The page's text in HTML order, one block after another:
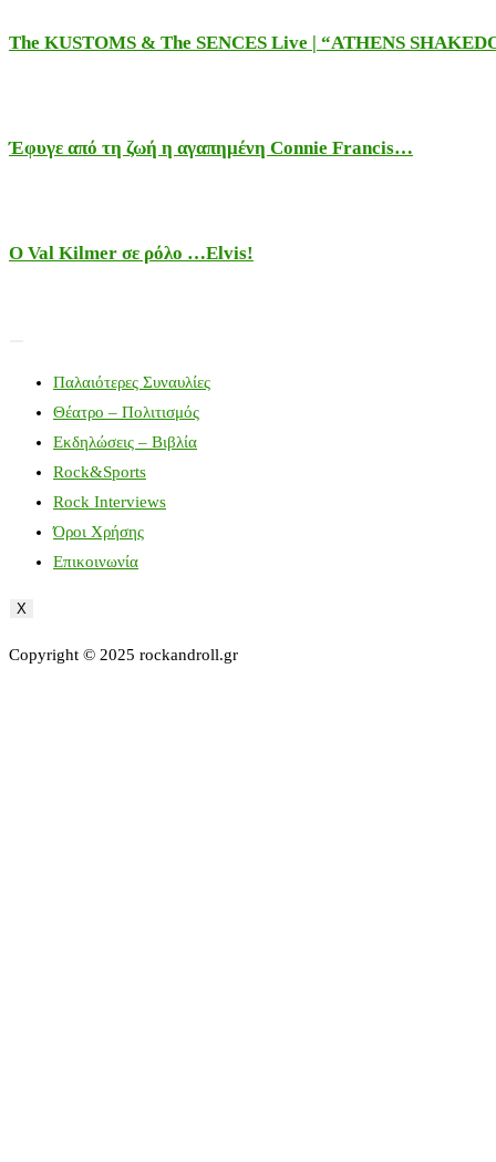
The KUSTOMS & The SENCES Live | “ATHENS
Έφυγε από τη ζωή η αγαπημένη Connie Francis…
Ο Val Kilmer σε ρόλο …Elvis!
Παλαιότερες Συναυλίες
Θέατρο – Πολιτισμός
Εκδηλώσεις – Βιβλία
Rock&Sports
Rock Interviews
Όροι Χρήσης
Επικοινωνία
X
Copyright © 2025 rockandroll.gr